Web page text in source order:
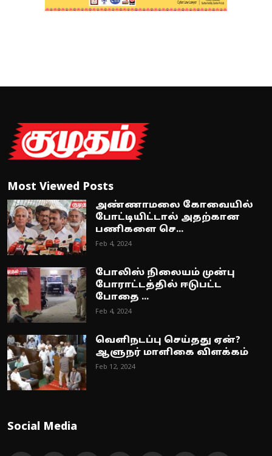
Most Viewed Posts
அண்ணாமலை கோவையில்
போட்டியிட்டால் அதற்கான
பணிகளை செ...
Feb 4, 2024
போலிஸ் நிலையம் முன்பு
போராட்டத்தில் ஈடுபட்ட
போதை ...
Feb 4, 2024
வெளிநடப்பு செய்தது ஏன்?
ஆளுநர் மாளிகை விளக்கம்
Feb 12, 2024
Social Media